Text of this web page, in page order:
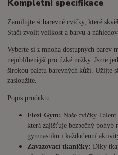
Kompletní specifikace
Zamilujte si barevné cvičky, které
Stačí zvolit velikost a barvu a
Vyberte si z mnoha dostupných barev
nejoblíbenější pro úzké nožky. Jsme
širokou paletu barevných kůží. Užijte
zasloužíte.
Popis produktu:
Flexi Gym: Naše cvičky
která zajišťuje bezpečný
gymnastiku i každodenní
Zavazovací tkaničky: Díky